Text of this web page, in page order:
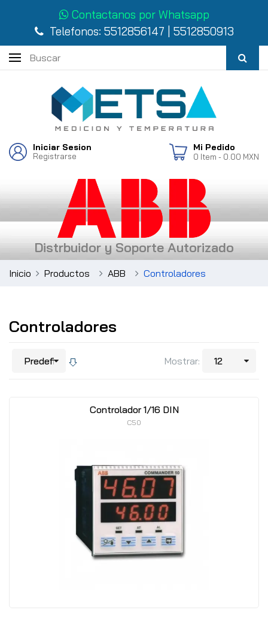
Contactanos por Whatsapp
Telefonos: 5512856147 5512850913
Iniciar Sesion
Registrarse
Mi Pedido
0 Item - 0.00 MXN
Distrbuidor y Soporte Autorizado
Inicio Productos ABB Controladores
Controladores
Mostrar:
Controlador 1/16 DIN
C50